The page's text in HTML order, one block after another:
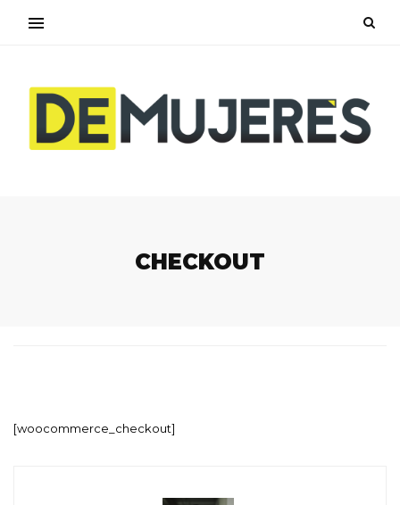
CHECKOUT
[woocommerce_checkout]